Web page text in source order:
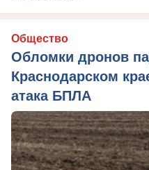
Общество
Обломки дронов
Краснодарском
атака БПЛА